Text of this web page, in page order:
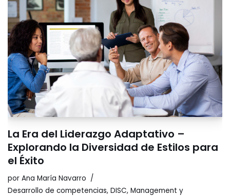
La Era del Liderazgo Adaptativo –
Explorando la Diversidad de Estilos para
el Éxito
por Ana María Navarro
Desarrollo de competencias, DISC, Management y